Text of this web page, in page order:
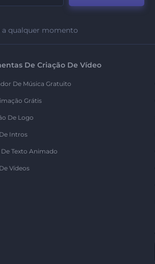
a qualquer momento
De Criação De Vídeo
De Música Gratuito
Grátis
De Logo
Intros
Texto Animado
Vídeos